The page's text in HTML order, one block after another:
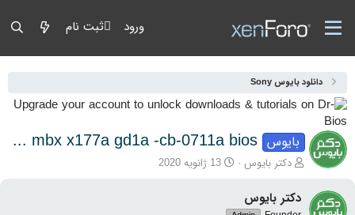
ورود ثبت نام
دانلود بایوس Sony
بایوس sony vaio vgn-cr322h dagd1bmb8b0 rev b uma mbx x177a gd1a -cb-0711a bios
آغازگر گفتمان
دکتر بایوس تاریخ شروع
13 ژانویه 2020
دکتر بایوس